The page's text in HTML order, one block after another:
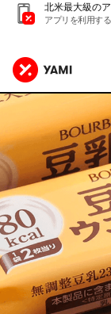
北米最大級の
アプリを利用す